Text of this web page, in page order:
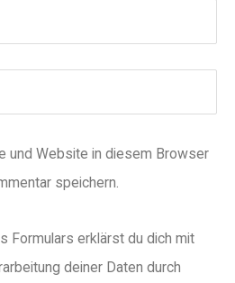
und Website in diesem Browser
speichern.
Formulars erklärst du dich mit
deiner Daten durch